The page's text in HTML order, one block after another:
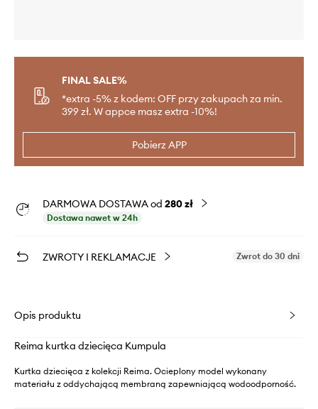
FINAL SALE%
*extra -5% z kodem: OFF przy zakupach za min.
399 zł. W appce masz extra -10%!
Pobierz APP
DARMOWA DOSTAWA od 280 zł
Dostawa nawet w 24h
ZWROTY I REKLAMACJE Zwrot do 30 dni
Opis produktu
Reima kurtka dziecięca Kumpula
Kurtka dziecięca z kolekcji Reima. Ocieplony model wykonany
materiału z oddychającą membraną zapewniającą wodoodporność.